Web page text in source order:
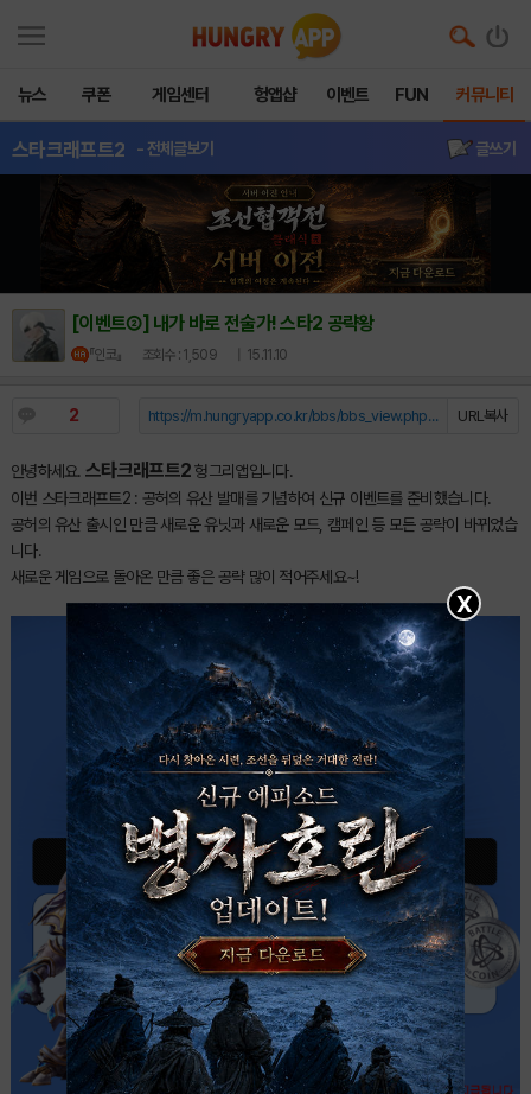
뉴스 쿠폰 게임센터 헝앱샵 이벤트 FUN 커뮤니티
스타크래프트2 - 전체글보기 글쓰기
[이벤트②] 내가 바로 전술가! 스타2 공략왕
『인코』 조회수 : 1,509 | 15.11.10
2 URL복사
https://m.hungryapp.co.kr/bbs/bbs_view.php?durl=Y...
안녕하세요.스타크래프트2헝그리앱입니다.
이번 스타크래프트2 : 공허의 유산 발매를 기념하여 신규 이벤트를 준비했습니다.
공허의 유산 출시인 만큼 새로운 유닛과 새로운 모드, 캠페인 등 모든 공략이 바뀌었습
니다.
새로운 게임으로 돌아온 만큼 좋은 공략 많이 적어주세요~!
X